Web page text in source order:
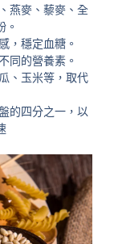
燕麥、藜麥、全
，穩定血糖。
同的營養素。
、玉米等，取代
的四分之一，以